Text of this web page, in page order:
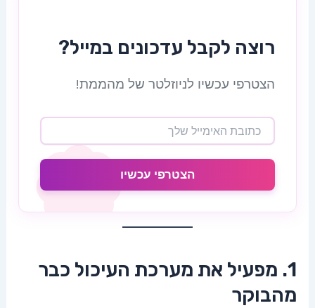
רוצה לקבל עדכונים במייל?
הצטרפי עכשיו לניוזלטר של מהממת!
הצטרפי עכשיו
1. מפעיל את מערכת העיכול כבר
מהבוקר